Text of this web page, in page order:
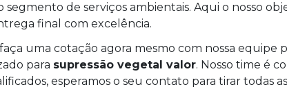
segmento de serviços ambientais. Aqui o nosso
final com excelência.
uma cotação agora mesmo com nossa equipe
para supressão vegetal valor. Nosso time é
esperamos o seu contato para tirar todas